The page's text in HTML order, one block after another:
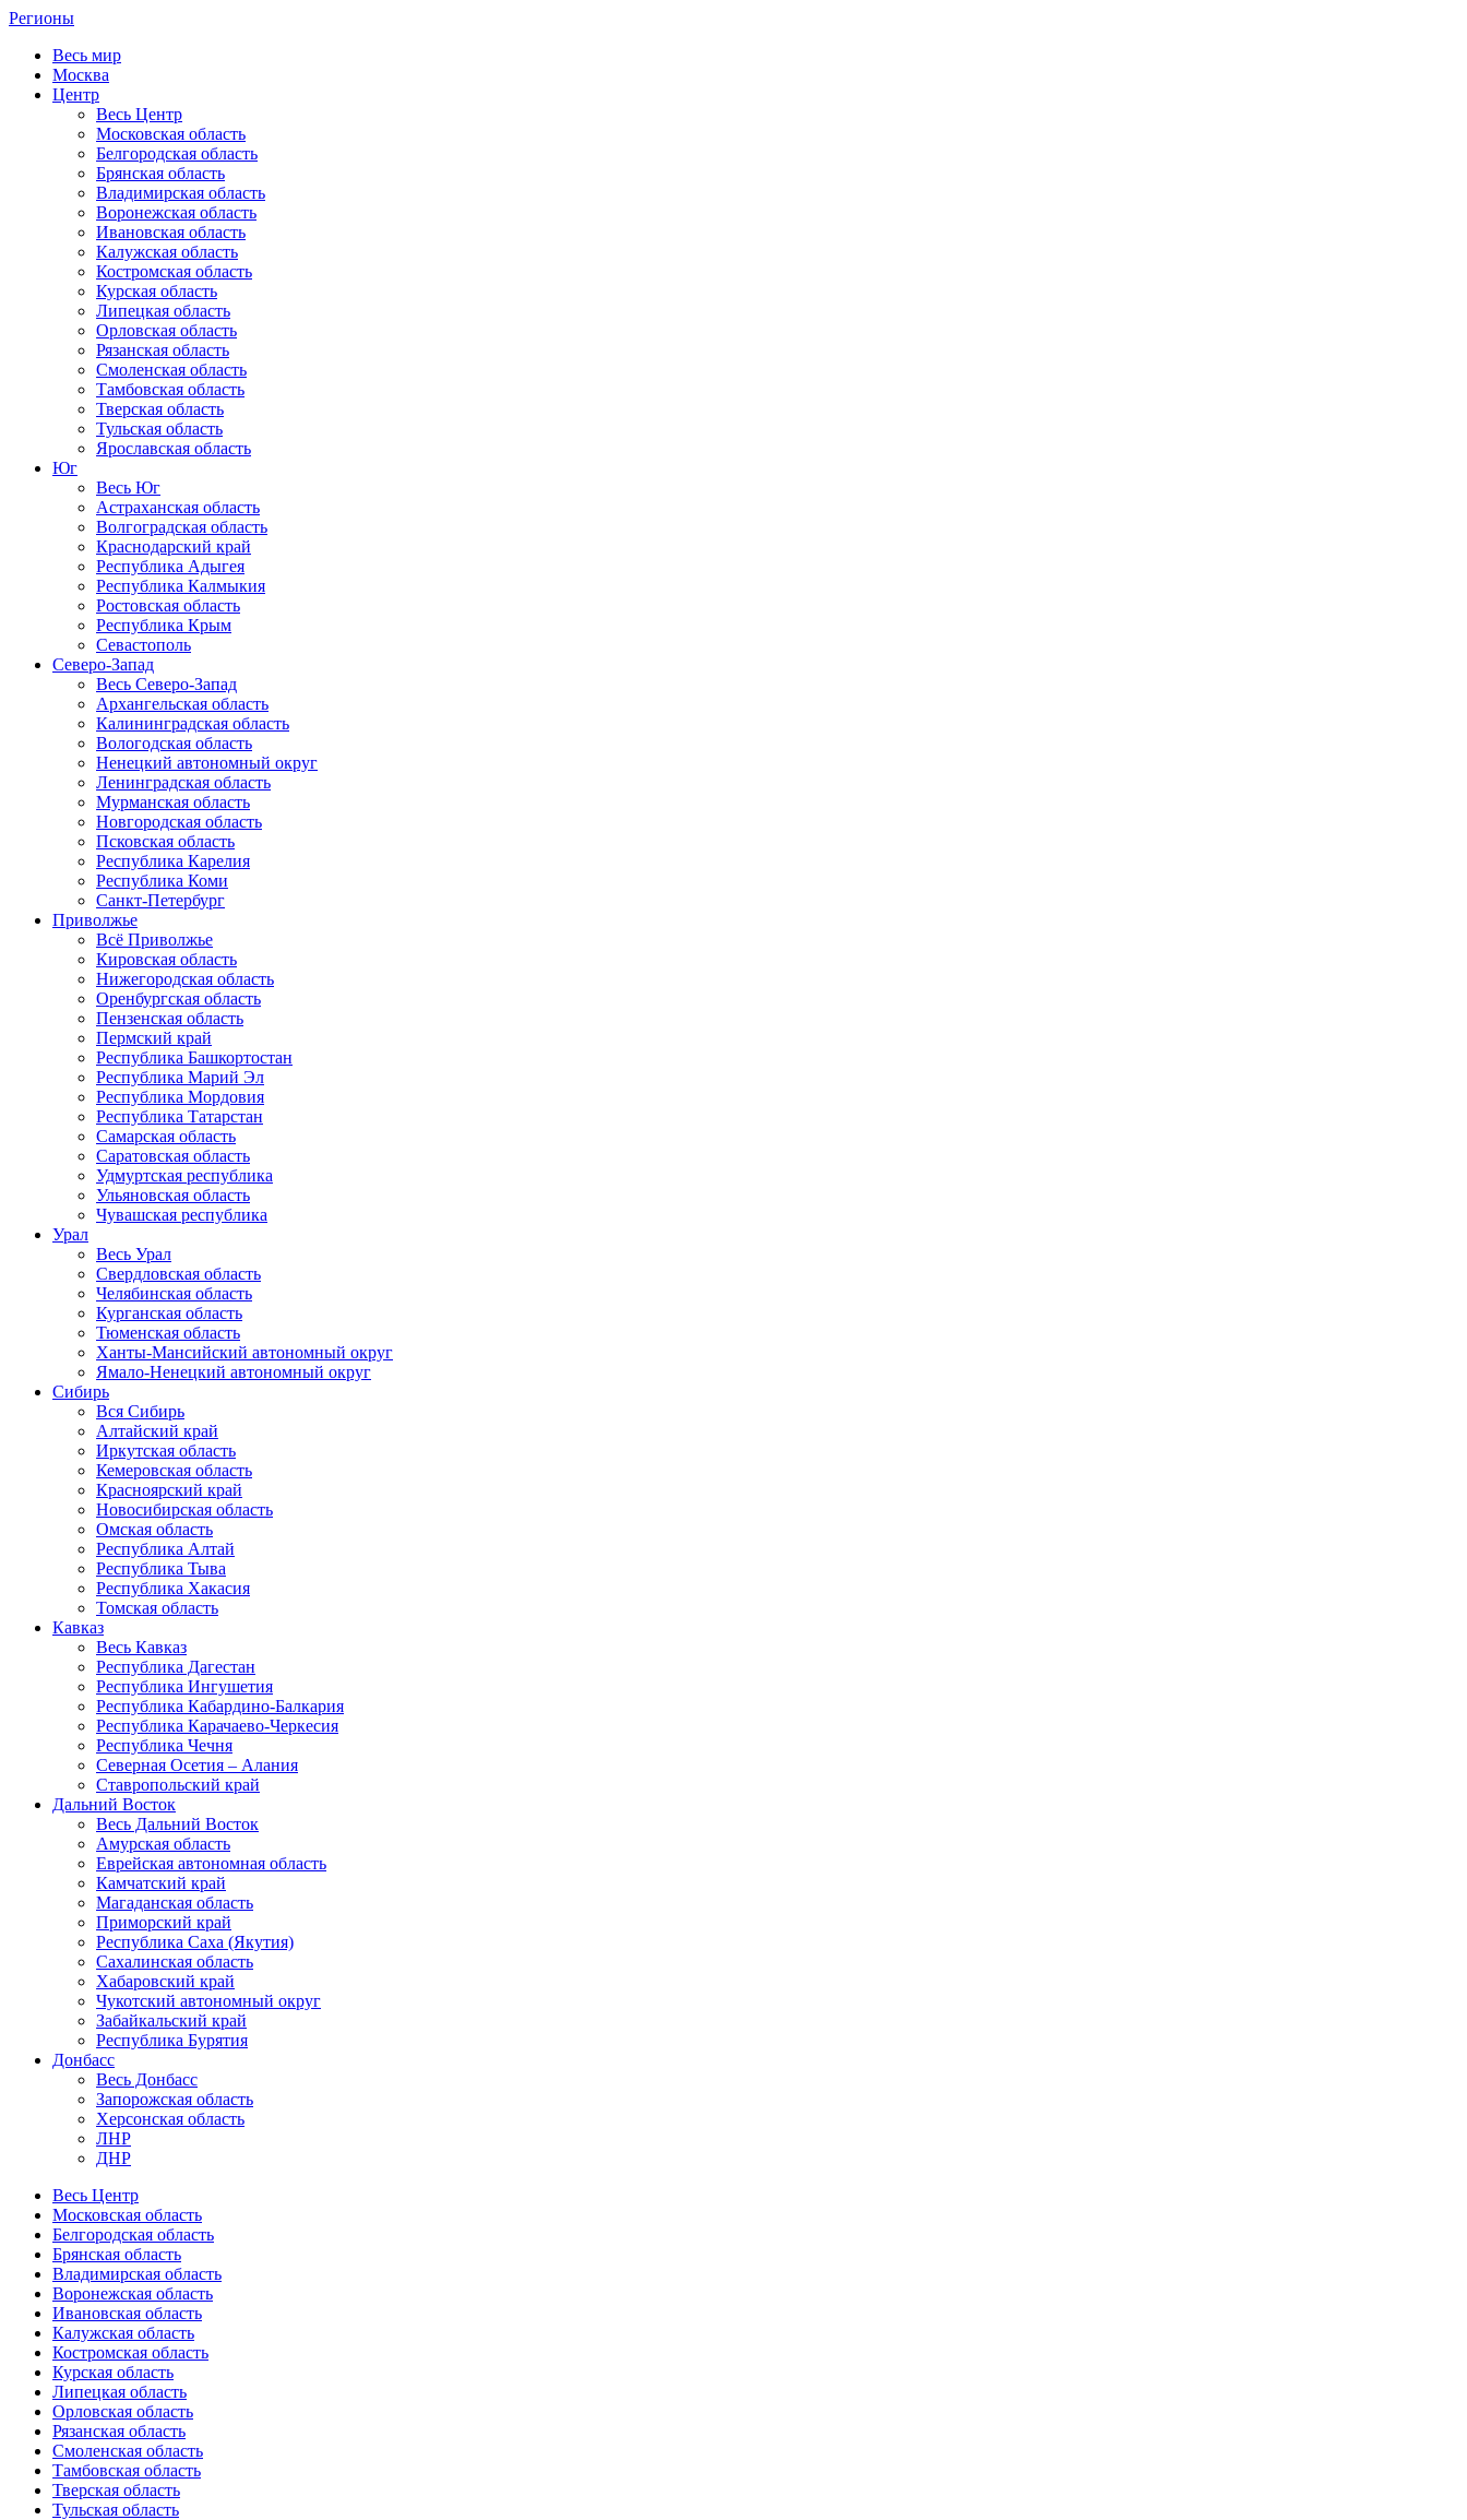
Регионы
Весь мир
Москва
Центр
Весь Центр
Московская область
Белгородская область
Брянская область
Владимирская область
Воронежская область
Ивановская область
Калужская область
Костромская область
Курская область
Липецкая область
Орловская область
Рязанская область
Смоленская область
Тамбовская область
Тверская область
Тульская область
Ярославская область
Юг
Весь Юг
Астраханская область
Волгоградская область
Краснодарский край
Республика Адыгея
Республика Калмыкия
Ростовская область
Республика Крым
Севастополь
Северо-Запад
Весь Северо-Запад
Архангельская область
Калининградская область
Вологодская область
Ненецкий автономный округ
Ленинградская область
Мурманская область
Новгородская область
Псковская область
Республика Карелия
Республика Коми
Санкт-Петербург
Приволжье
Всё Приволжье
Кировская область
Нижегородская область
Оренбургская область
Пензенская область
Пермский край
Республика Башкортостан
Республика Марий Эл
Республика Мордовия
Республика Татарстан
Самарская область
Саратовская область
Удмуртская республика
Ульяновская область
Чувашская республика
Урал
Весь Урал
Свердловская область
Челябинская область
Курганская область
Тюменская область
Ханты-Мансийский автономный округ
Ямало-Ненецкий автономный округ
Сибирь
Вся Сибирь
Алтайский край
Иркутская область
Кемеровская область
Красноярский край
Новосибирская область
Омская область
Республика Алтай
Республика Тыва
Республика Хакасия
Томская область
Кавказ
Весь Кавказ
Республика Дагестан
Республика Ингушетия
Республика Кабардино-Балкария
Республика Карачаево-Черкесия
Республика Чечня
Северная Осетия – Алания
Ставропольский край
Дальний Восток
Весь Дальний Восток
Амурская область
Еврейская автономная область
Камчатский край
Магаданская область
Приморский край
Республика Саха (Якутия)
Сахалинская область
Хабаровский край
Чукотский автономный округ
Забайкальский край
Республика Бурятия
Донбасс
Весь Донбасс
Запорожская область
Херсонская область
ЛНР
ДНР
Весь Центр
Московская область
Белгородская область
Брянская область
Владимирская область
Воронежская область
Ивановская область
Калужская область
Костромская область
Курская область
Липецкая область
Орловская область
Рязанская область
Смоленская область
Тамбовская область
Тверская область
Тульская область